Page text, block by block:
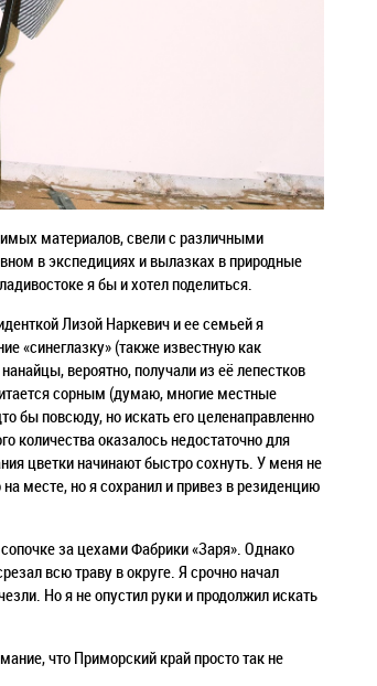
материалов, свели с различными
в экспедициях и вылазках в природные
я бы и хотел поделиться.
Лизой Наркевич и ее семьей я
«синеглазку» (также известную как
вероятно, получали из её лепестков
сорным (думаю, многие местные
бы повсюду, но искать его целенаправленно
количества оказалось недостаточно для
цветки начинают быстро сохнуть. У меня не
месте, но я сохранил и привез в резиденцию
за цехами Фабрики «Заря». Однако
всю траву в округе. Я срочно начал
Но я не опустил руки и продолжил искать
что Приморский край просто так не